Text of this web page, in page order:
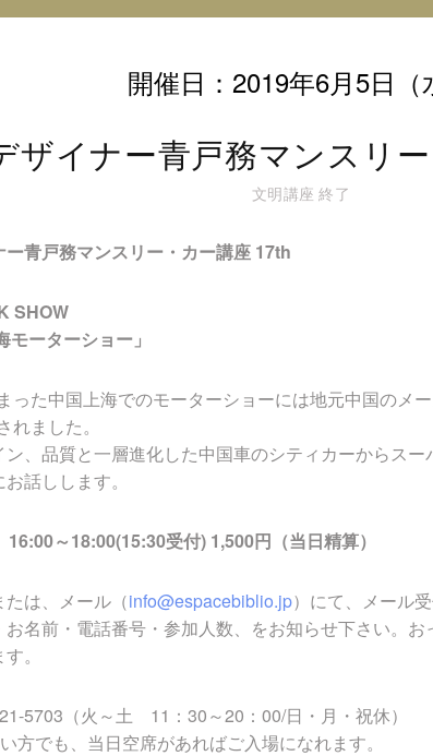
ン
グ
ラ
開催日：2019年6月5日（
ザイナー青戸務マンスリ
文明講座 終了
ー青戸務マンスリー・カー講座 17th
SHOW
モーターショー」
った中国上海でのモーターショーには地元中国のメ
れました。
、品質と一層進化した中国車のシティカーからス
話しします。
16:00～18:00(15:30受付) 1,500円（当日精算）
は、メール（info@espacebiblio.jp）にて、メール
お名前・電話番号・参加人数、をお知らせ下さい。
。
5703（火～土 11：30～20：00/日・月・祝休）
方でも、当日空席があればご入場になれます。